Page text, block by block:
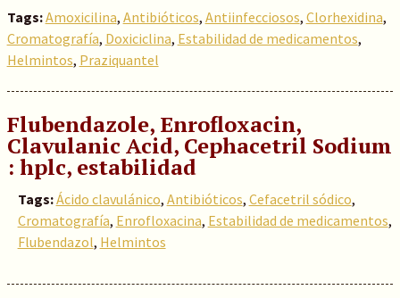
Tags:Amoxicilina, Antibióticos, Antiinfecciosos, Clorhexidina,
Cromatografía, Doxiciclina, Estabilidad de medicamentos,
Helmintos, Praziquantel
Flubendazole, Enrofloxacin,
Clavulanic Acid, Cephacetril Sodium
: hplc, estabilidad
Tags:Ácido clavulánico, Antibióticos, Cefacetril sódico,
Cromatografía, Enrofloxacina, Estabilidad de medicamentos,
Flubendazol, Helmintos